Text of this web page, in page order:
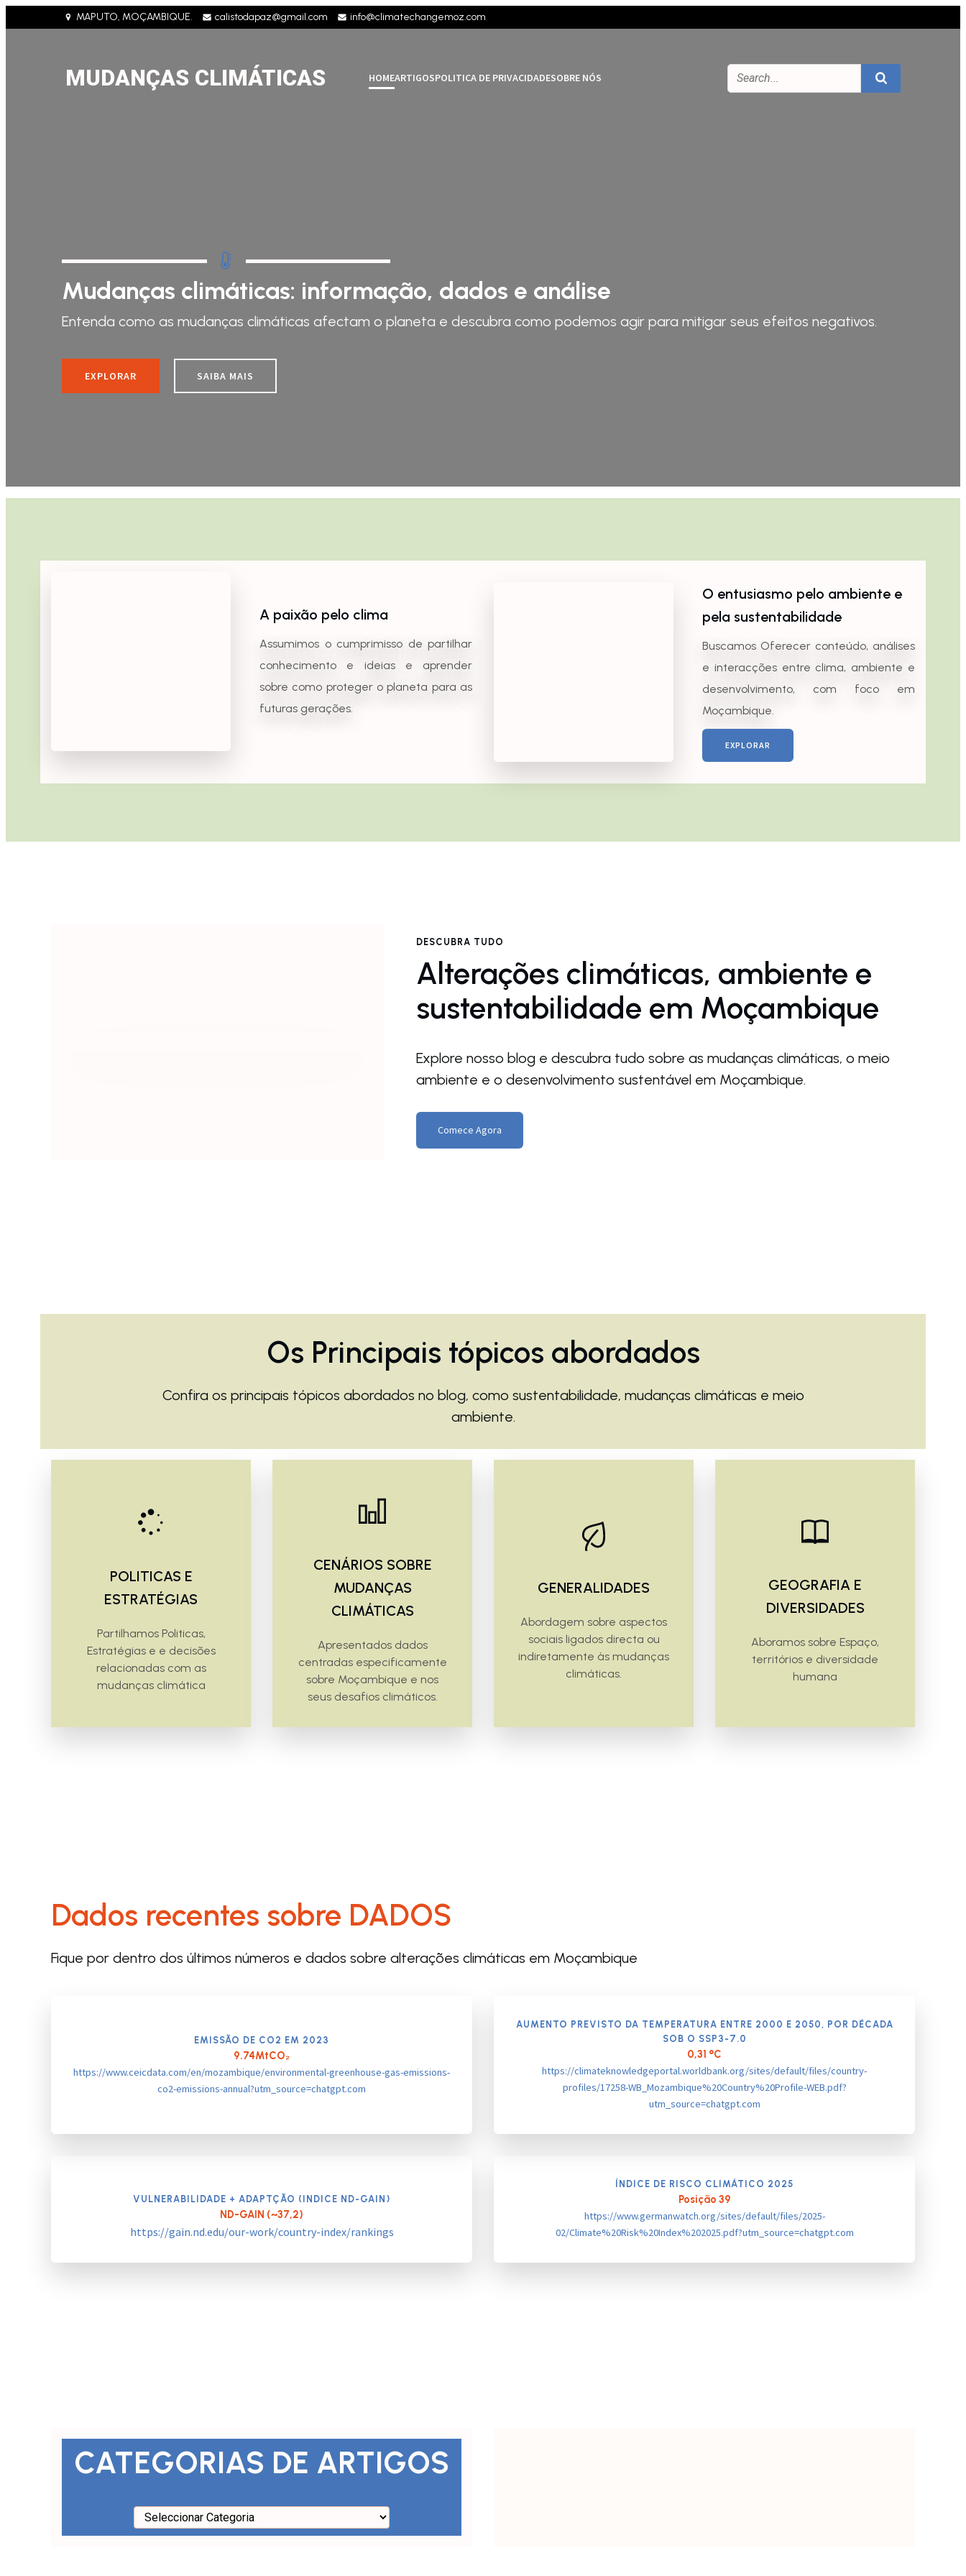
MAPUTO, MOÇAMBIQUE. calistodapaz@gmail.com info@climatechangemoz.com
MUDANÇAS CLIMÁTICAS HOMEARTIGOSPOLITICA DE PRIVACIDADESOBRE NÓS
Mudanças climáticas: informação, dados e análise
Entenda como as mudanças climáticas afectam o planeta e descubra como podemos agir para mitigar seus efeitos negativos.
EXPLORAR SAIBA MAIS
A paixão pelo clima
Assumimos o cumprimisso de partilhar
conhecimento e ideias e aprender
sobre como proteger o planeta para as
futuras gerações.
O entusiasmo pelo ambiente e
pela sustentabilidade
Buscamos Oferecer conteúdo, análises
e interacções entre clima, ambiente e
desenvolvimento, com foco em
Moçambique.
EXPLORAR
DESCUBRA TUDO
Alterações climáticas, ambiente e
sustentabilidade em Moçambique
Explore nosso blog e descubra tudo sobre as mudanças climáticas, o meio
ambiente e o desenvolvimento sustentável em Moçambique.
Comece Agora
Os Principais tópicos abordados
Confira os principais tópicos abordados no blog, como sustentabilidade, mudanças climáticas e meio
ambiente.
POLITICAS E
ESTRATÉGIAS
Partilhamos Politicas,
Estratégias e e decisões
relacionadas com as
mudanças climática
CENÁRIOS SOBRE
MUDANÇAS
CLIMÁTICAS
Apresentados dados
centradas especificamente
sobre Moçambique e nos
seus desafios climáticos.
GENERALIDADES
Abordagem sobre aspectos
sociais ligados directa ou
indiretamente às mudanças
climáticas.
GEOGRAFIA E
DIVERSIDADES
Aboramos sobre Espaço,
territórios e diversidade
humana
Dados recentes sobre DADOS
Fique por dentro dos últimos números e dados sobre alterações climáticas em Moçambique
EMISSÃO DE CO2 EM 2023
9.74MtCO₂
https://www.ceicdata.com/en/mozambique/environmental-greenhouse-gas-emissions-
co2-emissions-annual?utm_source=chatgpt.com
AUMENTO PREVISTO DA TEMPERATURA ENTRE 2000 E 2050, POR DÉCADA
SOB O SSP3-7.0
0,31 °C
https://climateknowledgeportal.worldbank.org/sites/default/files/country-
profiles/17258-WB_Mozambique%20Country%20Profile-WEB.pdf?
utm_source=chatgpt.com
VULNERABILIDADE + ADAPTÇÃO (INDICE ND-GAIN)
ND-GAIN (~37,2)
https://gain.nd.edu/our-work/country-index/rankings
ÍNDICE DE RISCO CLIMÁTICO 2025
Posição 39
https://www.germanwatch.org/sites/default/files/2025-
02/Climate%20Risk%20Index%202025.pdf?utm_source=chatgpt.com
CATEGORIAS DE ARTIGOS